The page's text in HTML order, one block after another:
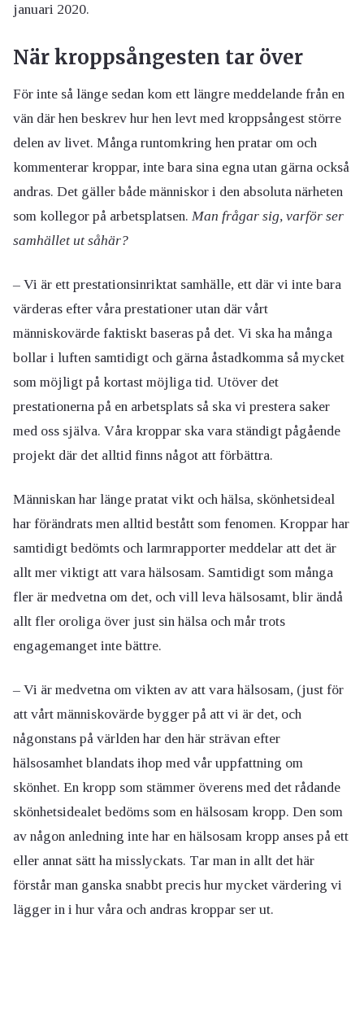
januari 2020.
När kroppsångesten tar över
För inte så länge sedan kom ett längre meddelande från en
vän där hen beskrev hur hen levt med kroppsångest större
delen av livet. Många runtomkring hen pratar om och
kommenterar kroppar, inte bara sina egna utan gärna också
andras. Det gäller både människor i den absoluta närheten
som kollegor på arbetsplatsen. Man frågar sig, varför ser
samhället ut såhär?
– Vi är ett prestationsinriktat samhälle, ett där vi inte bara
värderas efter våra prestationer utan där vårt
människovärde faktiskt baseras på det. Vi ska ha många
bollar i luften samtidigt och gärna åstadkomma så mycket
som möjligt på kortast möjliga tid. Utöver det
prestationerna på en arbetsplats så ska vi prestera saker
med oss själva. Våra kroppar ska vara ständigt pågående
projekt där det alltid finns något att förbättra.
Människan har länge pratat vikt och hälsa, skönhetsideal
har förändrats men alltid bestått som fenomen. Kroppar har
samtidigt bedömts och larmrapporter meddelar att det är
allt mer viktigt att vara hälsosam. Samtidigt som många
fler är medvetna om det, och vill leva hälsosamt, blir ändå
allt fler oroliga över just sin hälsa och mår trots
engagemanget inte bättre.
– Vi är medvetna om vikten av att vara hälsosam, (just för
att vårt människovärde bygger på att vi är det, och
någonstans på världen har den här strävan efter
hälsosamhet blandats ihop med vår uppfattning om
skönhet. En kropp som stämmer överens med det rådande
skönhetsidealet bedöms som en hälsosam kropp. Den som
av någon anledning inte har en hälsosam kropp anses på ett
eller annat sätt ha misslyckats. Tar man in allt det här
förstår man ganska snabbt precis hur mycket värdering vi
lägger in i hur våra och andras kroppar ser ut.